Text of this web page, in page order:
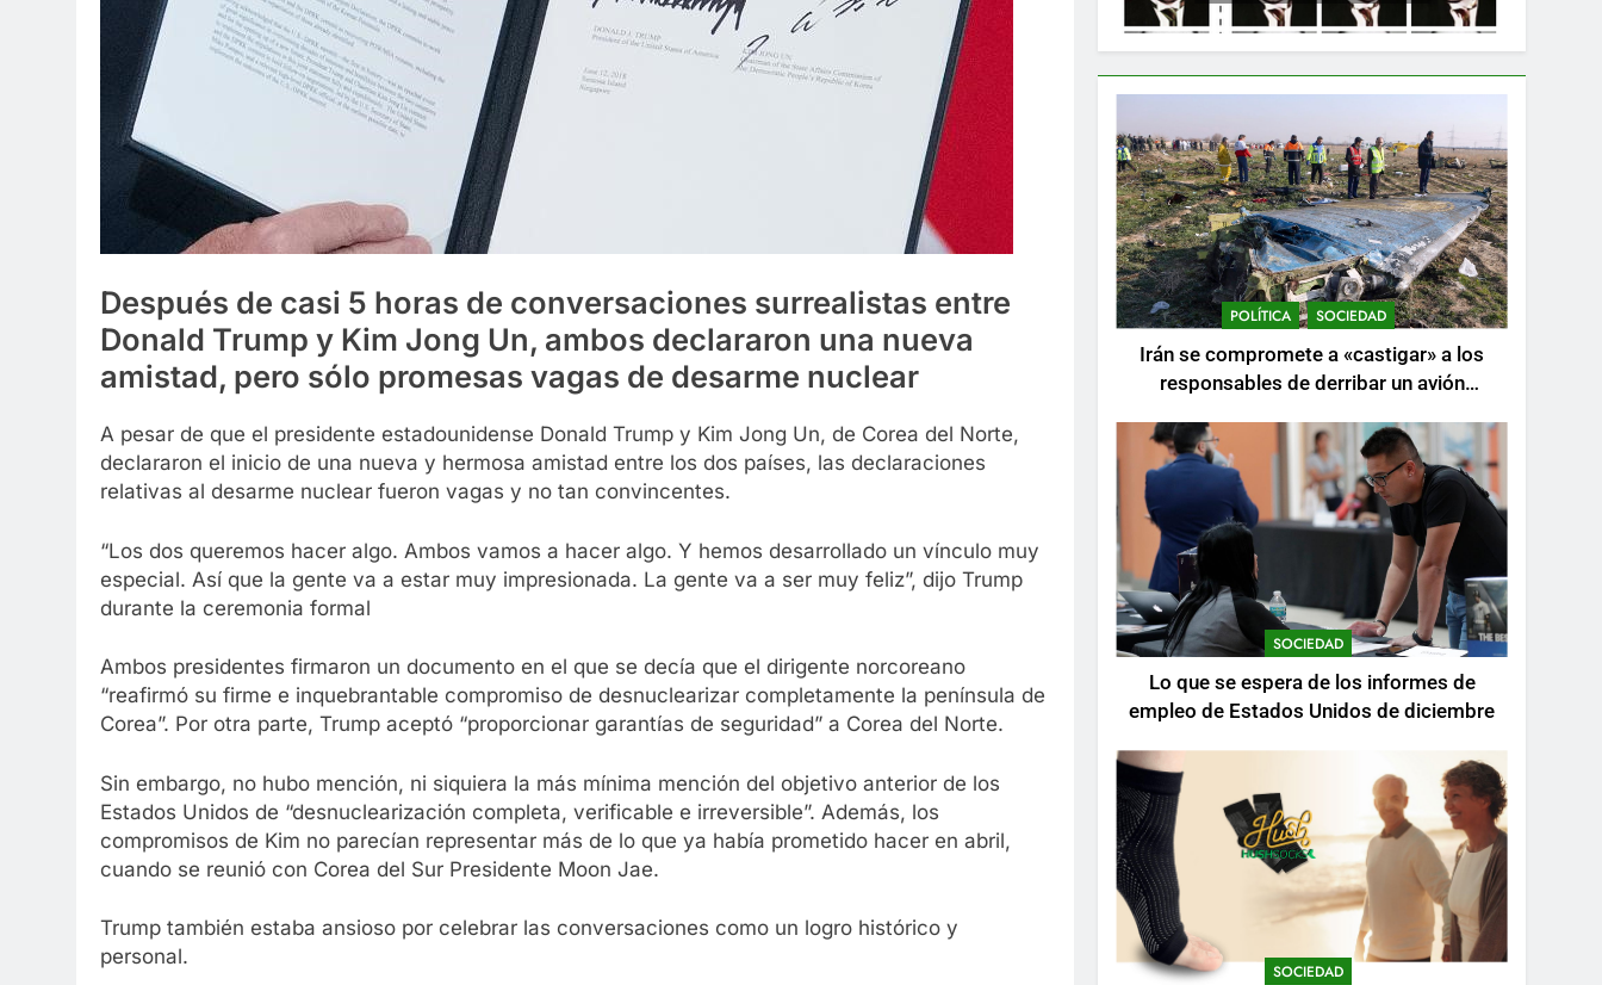
Después de casi 5 horas de conversaciones surrealistas entre
Donald Trump y Kim Jong Un, ambos declararon una nueva
amistad, pero sólo promesas vagas de desarme nuclear
A pesar de que el presidente estadounidense Donald Trump y Kim Jong Un, de Corea del Norte,
declararon el inicio de una nueva y hermosa amistad entre los dos países, las declaraciones
relativas al desarme nuclear fueron vagas y no tan convincentes.
“Los dos queremos hacer algo. Ambos vamos a hacer algo. Y hemos desarrollado un vínculo muy
especial. Así que la gente va a estar muy impresionada. La gente va a ser muy feliz”, dijo Trump
durante la ceremonia formal
Ambos presidentes firmaron un documento en el que se decía que el dirigente norcoreano
“reafirmó su firme e inquebrantable compromiso de desnuclearizar completamente la península de
Corea”. Por otra parte, Trump aceptó “proporcionar garantías de seguridad” a Corea del Norte.
Sin embargo, no hubo mención, ni siquiera la más mínima mención del objetivo anterior de los
Estados Unidos de “desnuclearización completa, verificable e irreversible”. Además, los
compromisos de Kim no parecían representar más de lo que ya había prometido hacer en abril,
cuando se reunió con Corea del Sur Presidente Moon Jae.
Trump también estaba ansioso por celebrar las conversaciones como un logro histórico y
personal.
POLÍTICA SOCIEDAD
Irán se compromete a «castigar» a los
responsables de derribar un avión
SOCIEDAD
Lo que se espera de los informes de
empleo de Estados Unidos de diciembre
SOCIEDAD